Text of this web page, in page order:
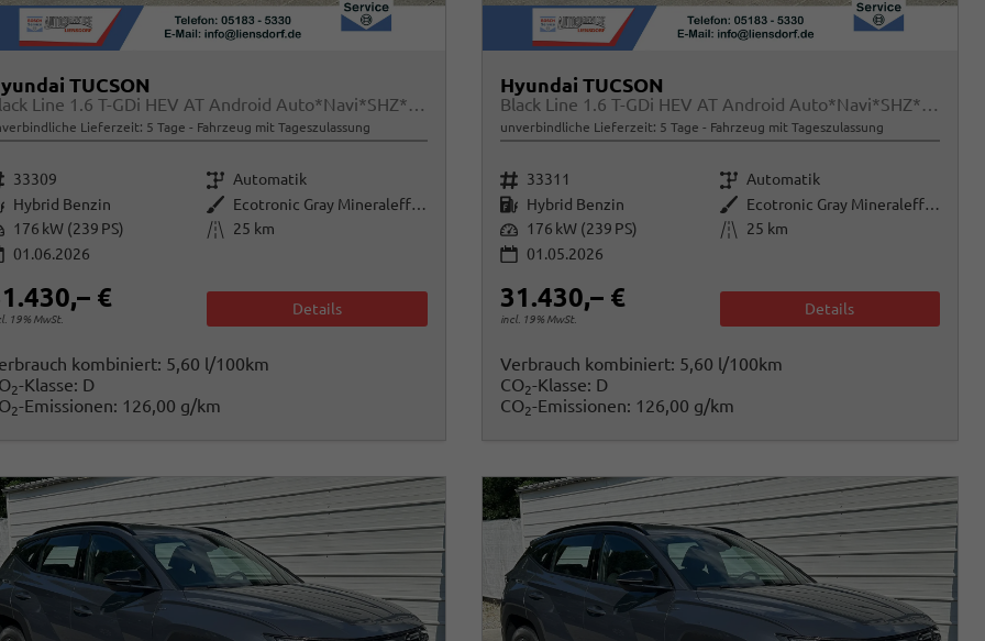
TUCSON
Black Line 1.6 T-GDi HEV AT Android Auto*Navi*SHZ*Kamera*2Z Klimaauto*
Lieferzeit: 5 Tage Fahrzeug mit Tageszulassung
33309 Getriebe Automatik
Hybrid Benzin Außenfarbe
Ecotronic Gray Mineraleffekt
176 kW (239 PS) Kilometerstand 25 km
01.06.2026
€
19% MwSt.
Details
kombiniert: 5,60 l/100km
2-Klasse: D
2-Emissionen: 126,00 g/km
Hyundai TUCSON
Black Line 1.6 T-GDi HEV AT Android Auto*Navi*SHZ*Kamera*2Z Klimaauto*
unverbindliche Lieferzeit: 5 Tage Fahrzeug mit Tageszulassung
Fahrzeugnr. 33311 Getriebe Automatik
Kraftstoff Hybrid Benzin Außenfarbe
Ecotronic Gray Mineraleffekt
Leistung 176 kW (239 PS) Kilometerstand
25 km
01.05.2026
31.430,– €
incl. 19% MwSt.
Details
Verbrauch kombiniert: 5,60 l/100km
CO2-Klasse: D
CO2-Emissionen: 126,00 g/km